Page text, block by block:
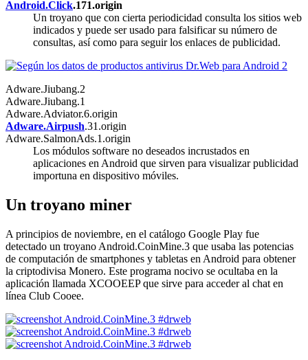
Android.Click.171.origin
Un troyano que con cierta periodicidad consulta los sitios web
indicados y puede ser usado para falsificar su número de
consultas, así como para seguir los enlaces de publicidad.
Adware.Jiubang.2
Adware.Jiubang.1
Adware.Adviator.6.origin
Adware.Airpush.31.origin
Adware.SalmonAds.1.origin
Los módulos software no deseados incrustados en
aplicaciones en Android que sirven para visualizar publicidad
importuna en dispositivo móviles.
Un troyano miner
A principios de noviembre, en el catálogo Google Play fue
detectado un troyano Android.CoinMine.3 que usaba las potencias
de computación de smartphones y tabletas en Android para obtener
la criptodivisa Monero. Este programa nocivo se ocultaba en la
aplicación llamada XCOOEEP que sirve para acceder al chat en
línea Club Cooee.